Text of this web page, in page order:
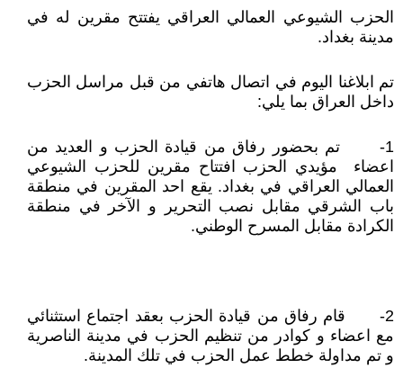
الحزب الشيوعي العمالي العراقي يفتتح مقرين له في
مدينة بغداد.
تم ابلاغنا اليوم في اتصال هاتفي من قبل مراسل الحزب
داخل العراق بما يلي:
1- تم بحضور رفاق من قيادة الحزب و العديد من
اعضاء مؤيدي الحزب افتتاح مقرين للحزب الشيوعي
العمالي العراقي في بغداد. يقع احد المقرين في منطقة
باب الشرقي مقابل نصب التحرير و الآخر في منطقة
الكرادة مقابل المسرح الوطني.
2- قام رفاق من قيادة الحزب بعقد اجتماع استثنائي
مع اعضاء و كوادر من تنظيم الحزب في مدينة الناصرية
و تم مداولة خطط عمل الحزب في تلك المدينة.